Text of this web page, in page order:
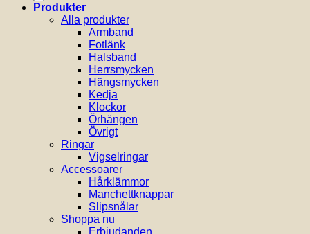
Produkter
Alla produkter
Armband
Fotlänk
Halsband
Herrsmycken
Hängsmycken
Kedja
Klockor
Örhängen
Övrigt
Ringar
Vigselringar
Accessoarer
Hårklämmor
Manchettknappar
Slipsnålar
Shoppa nu
Erbjudanden